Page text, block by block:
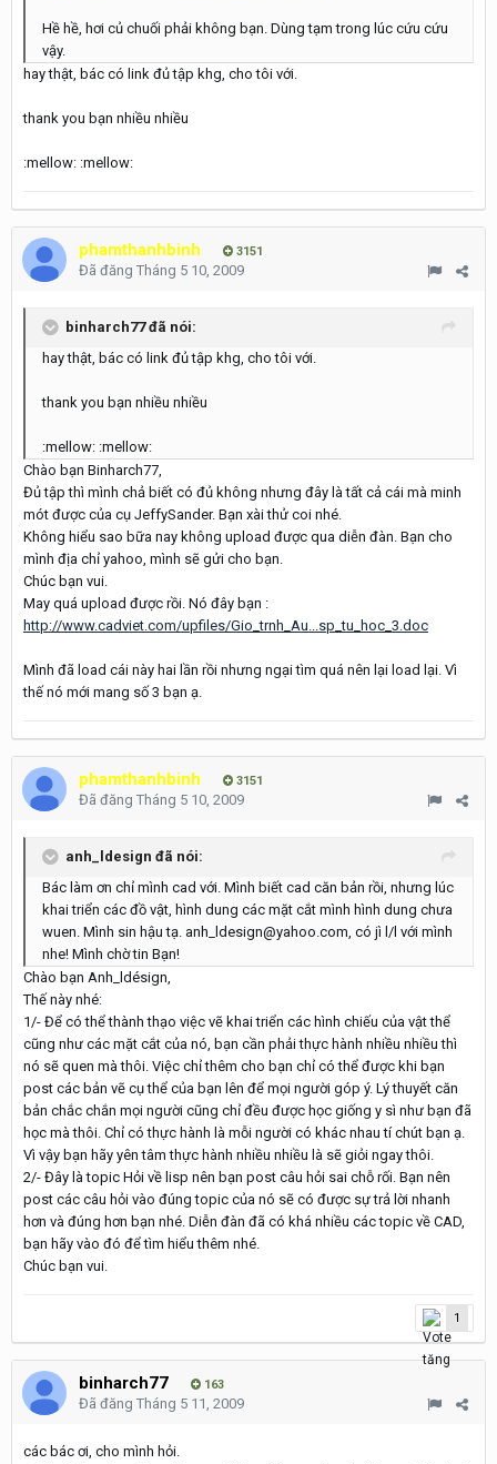
Hề hề, hơi củ chuối phải không bạn. Dùng tạm trong lúc cứu cứu
vậy.
hay thật, bác có link đủ tập khg, cho tôi với.
thank you bạn nhiều nhiều
:mellow: :mellow:
phamthanhbinh 3151
Đã đăng Tháng 5 10, 2009
binharch77 đã nói:
hay thật, bác có link đủ tập khg, cho tôi với.
thank you bạn nhiều nhiều
:mellow: :mellow:
Chào bạn Binharch77,
Đủ tập thì mình chả biết có đủ không nhưng đây là tất cả cái mà minh
mót được của cụ JeffySander. Bạn xài thử coi nhé.
Không hiểu sao bữa nay không upload được qua diễn đàn. Bạn cho
mình địa chỉ yahoo, mình sẽ gửi cho bạn.
Chúc bạn vui.
May quá upload được rồi. Nó đây bạn :
http://www.cadviet.com/upfiles/Gio_trnh_Au...sp_tu_hoc_3.doc
Mình đã load cái này hai lần rồi nhưng ngại tìm quá nên lại load lại. Vì
thế nó mới mang số 3 bạn ạ.
phamthanhbinh 3151
Đã đăng Tháng 5 10, 2009
anh_ldesign đã nói:
Bác làm ơn chỉ mình cad với. Mình biết cad căn bản rồi, nhưng lúc
khai triển các đồ vật, hình dung các mặt cắt mình hình dung chưa
wuen. Mình sin hậu tạ. anh_ldesign@yahoo.com, có jì l/l với mình
nhe! Mình chờ tin Bạn!
Chào bạn Anh_ldésign,
Thế này nhé:
1/- Để có thể thành thạo việc vẽ khai triển các hình chiếu của vật thể
cũng như các mặt cắt của nó, bạn cần phải thực hành nhiều nhiều thì
nó sẽ quen mà thôi. Việc chỉ thêm cho bạn chỉ có thể được khi bạn
post các bản vẽ cụ thể của bạn lên để mọi người góp ý. Lý thuyết căn
bản chắc chắn mọi người cũng chỉ đều được học giống y sì như bạn đã
học mà thôi. Chỉ có thực hành là mỗi người có khác nhau tí chút bạn ạ.
Vì vậy bạn hãy yên tâm thực hành nhiều nhiều là sẽ giỏi ngay thôi.
2/- Đây là topic Hỏi về lisp nên bạn post câu hỏi sai chỗ rối. Bạn nên
post các câu hỏi vào đúng topic của nó sẽ có được sự trả lời nhanh
hơn và đúng hơn bạn nhé. Diễn đàn đã có khá nhiều các topic về CAD,
bạn hãy vào đó để tìm hiểu thêm nhé.
Chúc bạn vui.
1
binharch77 163
Đã đăng Tháng 5 11, 2009
các bác ơi, cho mình hỏi.